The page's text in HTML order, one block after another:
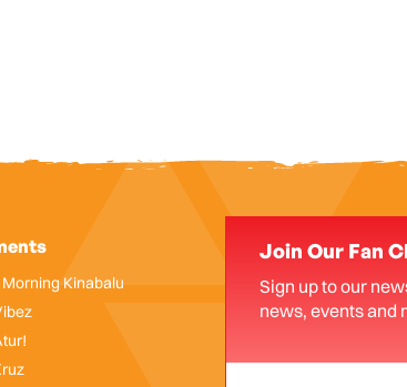
Kinabalu
Join Our Fan
Sign up to our
news, events and